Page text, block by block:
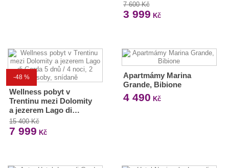
7 600 Kč
3 999 Kč
-48 %
Wellness pobyt v
Trentinu mezi Dolomity
a jezerem Lago di…
15 400 Kč
7 999 Kč
Apartmámy Marina
Grande, Bibione
4 490 Kč